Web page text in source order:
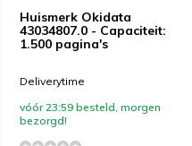
Huismerk Okidata
43034807.0 - Capaciteit:
1.500 pagina's
Deliverytime
vóór 23:59 besteld, morgen
bezorgd!